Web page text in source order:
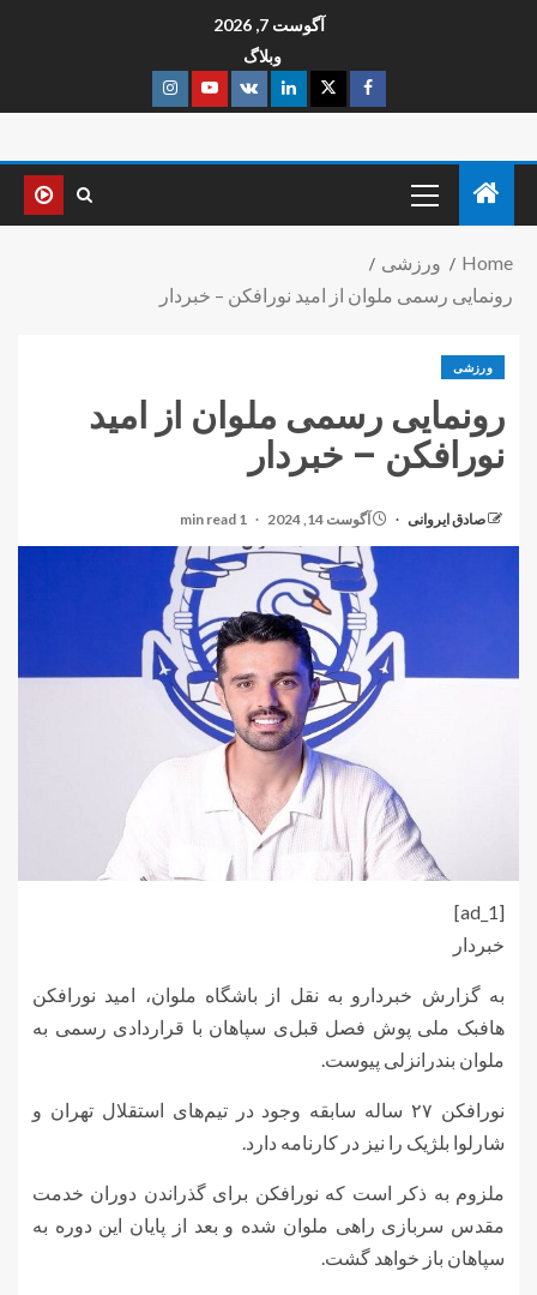
آگوست 7, 2026
وبلاگ
Home
ورزشی
رونمایی رسمی ملوان از امید نورافکن – خبردار
ورزشی
رونمایی رسمی ملوان از امید
نورافکن – خبردار
صادق ایروانی آگوست 14, 2024 1 min read
[ad_1]
خبردار
به گزارش خبردارو به نقل از باشگاه ملوان، امید نورافکن
هافبک ملی پوش فصل قبل‌ی سپاهان با قراردادی رسمی به
ملوان بندرانزلی پیوست.
نورافکن ۲۷ ساله سابقه وجود در تیم‌های استقلال تهران و
شارلوا بلژیک را نیز در کارنامه دارد.
ملزوم به ذکر است که نورافکن برای گذراندن دوران خدمت
مقدس سربازی راهی ملوان شده و بعد از پایان این دوره به
سپاهان باز خواهد گشت.